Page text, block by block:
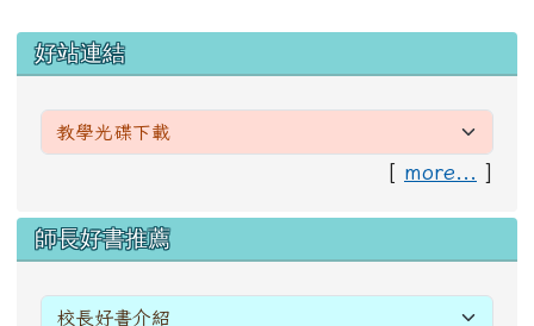
左邊區域內容
好站連結
[ more... ]
右邊區域內容
師長好書推薦